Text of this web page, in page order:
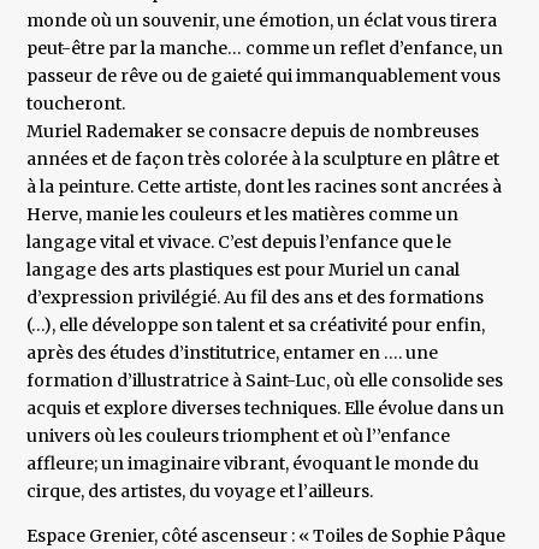
monde où un souvenir, une émotion, un éclat vous tirera
peut-être par la manche… comme un reflet d’enfance, un
passeur de rêve ou de gaieté qui immanquablement vous
toucheront.
Muriel Rademaker se consacre depuis de nombreuses
années et de façon très colorée à la sculpture en plâtre et
à la peinture. Cette artiste, dont les racines sont ancrées à
Herve, manie les couleurs et les matières comme un
langage vital et vivace. C’est depuis l’enfance que le
langage des arts plastiques est pour Muriel un canal
d’expression privilégié. Au fil des ans et des formations
(…), elle développe son talent et sa créativité pour enfin,
après des études d’institutrice, entamer en …. une
formation d’illustratrice à Saint-Luc, où elle consolide ses
acquis et explore diverses techniques. Elle évolue dans un
univers où les couleurs triomphent et où l’’enfance
affleure; un imaginaire vibrant, évoquant le monde du
cirque, des artistes, du voyage et l’ailleurs.
Espace Grenier, côté ascenseur : « Toiles de Sophie Pâque